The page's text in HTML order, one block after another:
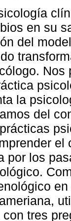
en su
del
Nos
la
del
por los
tres